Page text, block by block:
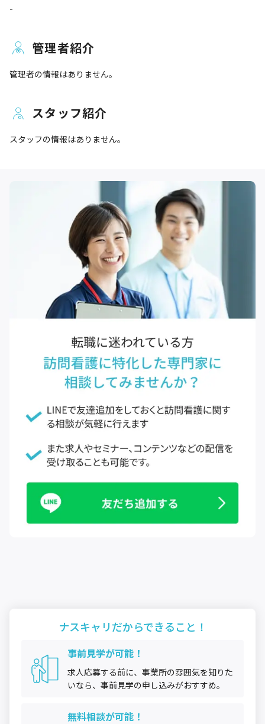
-
管理者紹介
管理者の情報はありません。
スタッフ紹介
スタッフの情報はありません。
ナスキャリだからできること！
事前見学が可能！
求人応募する前に、事業所の雰囲気を知りた
いなら、事前見学の申し込みがおすすめ。
無料相談が可能！